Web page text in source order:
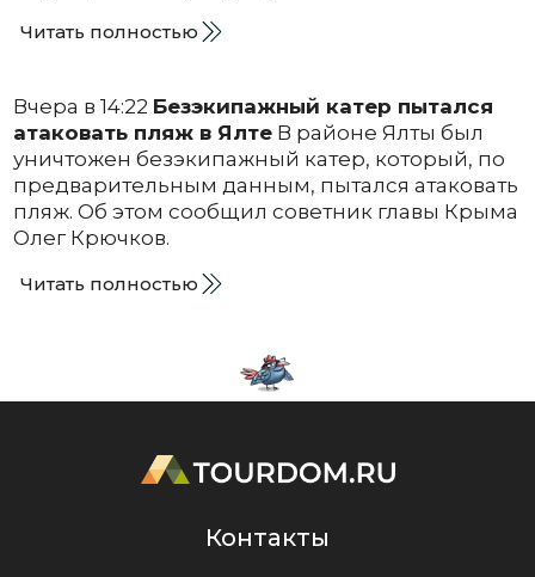
Читать полностью
Вчера в 14:22 Безэкипажный катер пытался
атаковать пляж в ЯлтеВ районе Ялты был
уничтожен безэкипажный катер, который, по
предварительным данным, пытался атаковать
пляж. Об этом сообщил советник главы Крыма
Олег Крючков.
Читать полностью
Контакты